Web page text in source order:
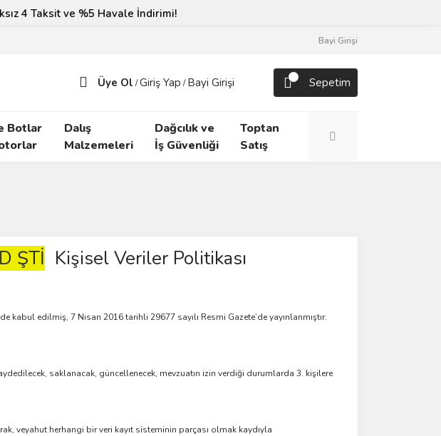
%5 Havale İndirimi!
Bayi Girişi
Üye Ol /Giriş Yap / Bayi Girişi Sepetim
Botlar
Dalış
Malzemeleri
Dağcılık ve
İş Güvenliği
Toptan
Satış
ŞTİ Kişisel Veriler Politikası
kabul edilmiş, 7 Nisan 2016 tarihli 29677 sayılı Resmi Gazete’de yayınlanmıştır.
saklanacak, güncellenecek, mevzuatın izin verdiği durumlarda 3. kişilere
veyahut herhangi bir veri kayıt sisteminin parçası olmak kaydıyla